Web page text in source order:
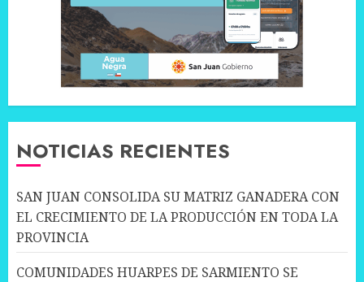
NOTICIAS RECIENTES
SAN JUAN CONSOLIDA SU MATRIZ GANADERA CON
EL CRECIMIENTO DE LA PRODUCCIÓN EN TODA LA
PROVINCIA
COMUNIDADES HUARPES DE SARMIENTO SE